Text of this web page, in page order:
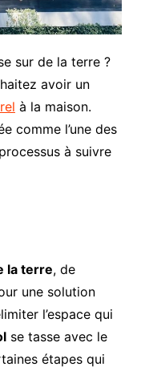
sur de la terre ?
avoir un
à la maison.
comme l’une des
à suivre
la terre, de
une solution
l’espace qui
se tasse avec le
étapes qui